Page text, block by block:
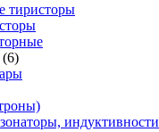
тиристоры
(6)
индуктивности